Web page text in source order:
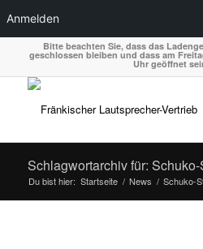
Anmelden
Bitte beachten Sie, dass das
geschlossen bleiben und dass am
Uhr geöffnet
Schlagwortarchiv für:
Du bist hier: Startseite / News / Schuko-